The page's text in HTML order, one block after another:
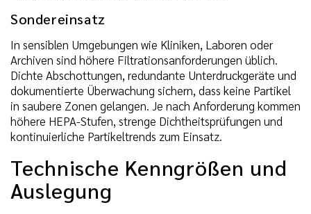
Sondereinsatz
In sensiblen Umgebungen wie Kliniken, Laboren oder
Archiven sind höhere Filtrationsanforderungen üblich.
Dichte Abschottungen, redundante Unterdruckgeräte und
dokumentierte Überwachung sichern, dass keine Partikel
in saubere Zonen gelangen. Je nach Anforderung kommen
höhere HEPA-Stufen, strenge Dichtheitsprüfungen und
kontinuierliche Partikeltrends zum Einsatz.
Technische Kenngrößen und
Auslegung